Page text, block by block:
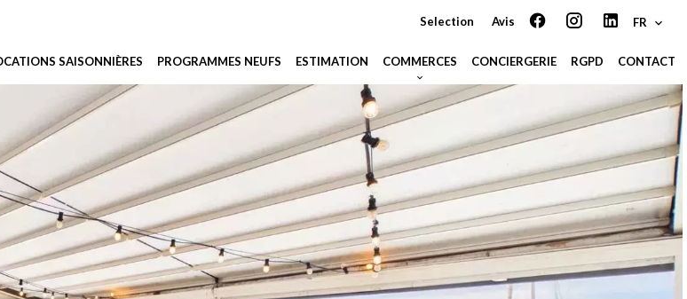
Selection Avis FR
SAISONNIÈRES PROGRAMMES NEUFS ESTIMATION COMMERCES CONCIERGERIE RGPD CONTACT